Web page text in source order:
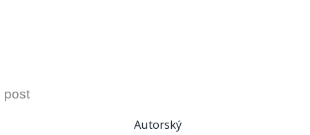
post
Autorský